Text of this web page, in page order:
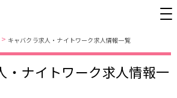
> キャバクラ求人・ナイトワーク求人情報一覧
・ナイトワーク求人情報一
線